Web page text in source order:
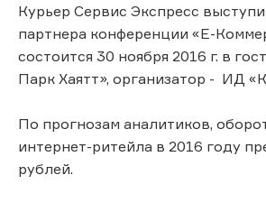
Курьер Сервис Экспресс
партнера конференции «Е-
состоится 30 ноября 2016 г. в
Парк Хаятт», организатор - ИД
По прогнозам аналитиков,
интернет-ритейла в 2016 году
рублей.